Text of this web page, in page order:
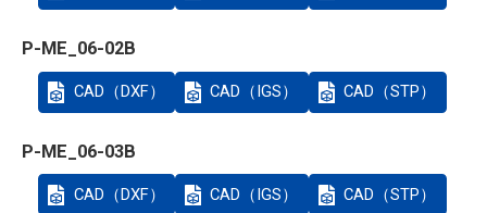
P-ME_06-02B
CAD（DXF） CAD（IGS） CAD（STP）
P-ME_06-03B
CAD（DXF） CAD（IGS） CAD（STP）